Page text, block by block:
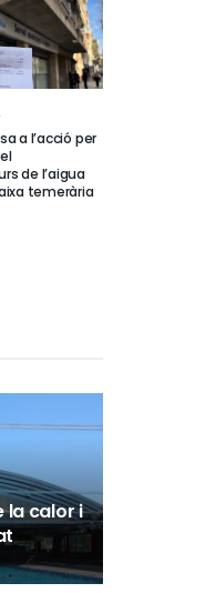
a l’acció per
de l’aigua
temerària
la calor i